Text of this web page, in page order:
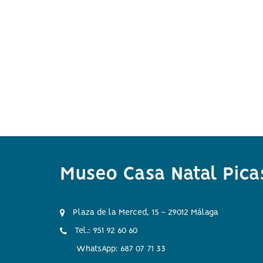
Museo Casa Natal
Plaza de la Merced, 15 - 29012 Málaga
Tel.: 951 92 60 60
WhatsApp: 687 07 71 33